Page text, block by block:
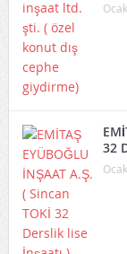
32